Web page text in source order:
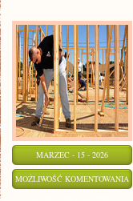
MARZEC - 15 - 2026
MOŻLIWOŚĆ KOMENTOWANIA